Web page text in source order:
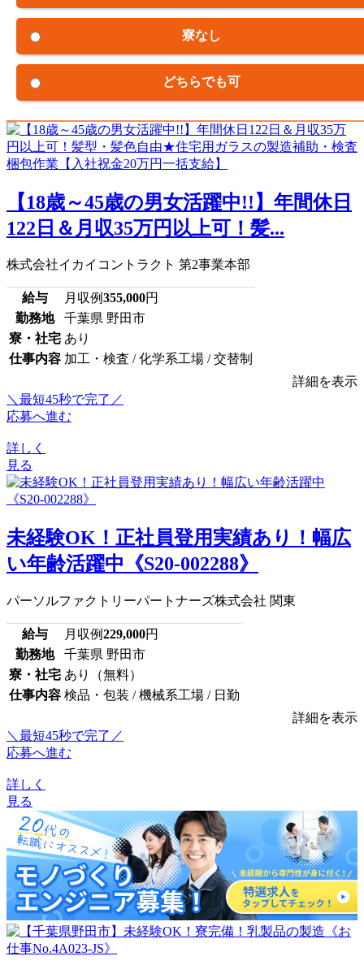
寮なし
どちらでも可
【18歳～45歳の男女活躍中!!】年間休日
122日＆月収35万円以上可！髪...
株式会社イカイコントラクト 第2事業本部
給与 月収例355,000円
勤務地
千葉県 野田市
寮・社宅 あり
仕事内容 加工・検査 / 化学系工場 / 交替制
詳細を表示
＼最短45秒で完了／
応募へ進む
詳しく
見る
未経験OK！正社員登用実績あり！幅広
い年齢活躍中《S20-002288》
パーソルファクトリーパートナーズ株式会社 関東
給与 月収例229,000円
勤務地
千葉県 野田市
寮・社宅 あり（無料）
仕事内容 検品・包装 / 機械系工場 / 日勤
詳細を表示
＼最短45秒で完了／
応募へ進む
詳しく
見る